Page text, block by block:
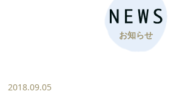
お知らせ
2018.09.05